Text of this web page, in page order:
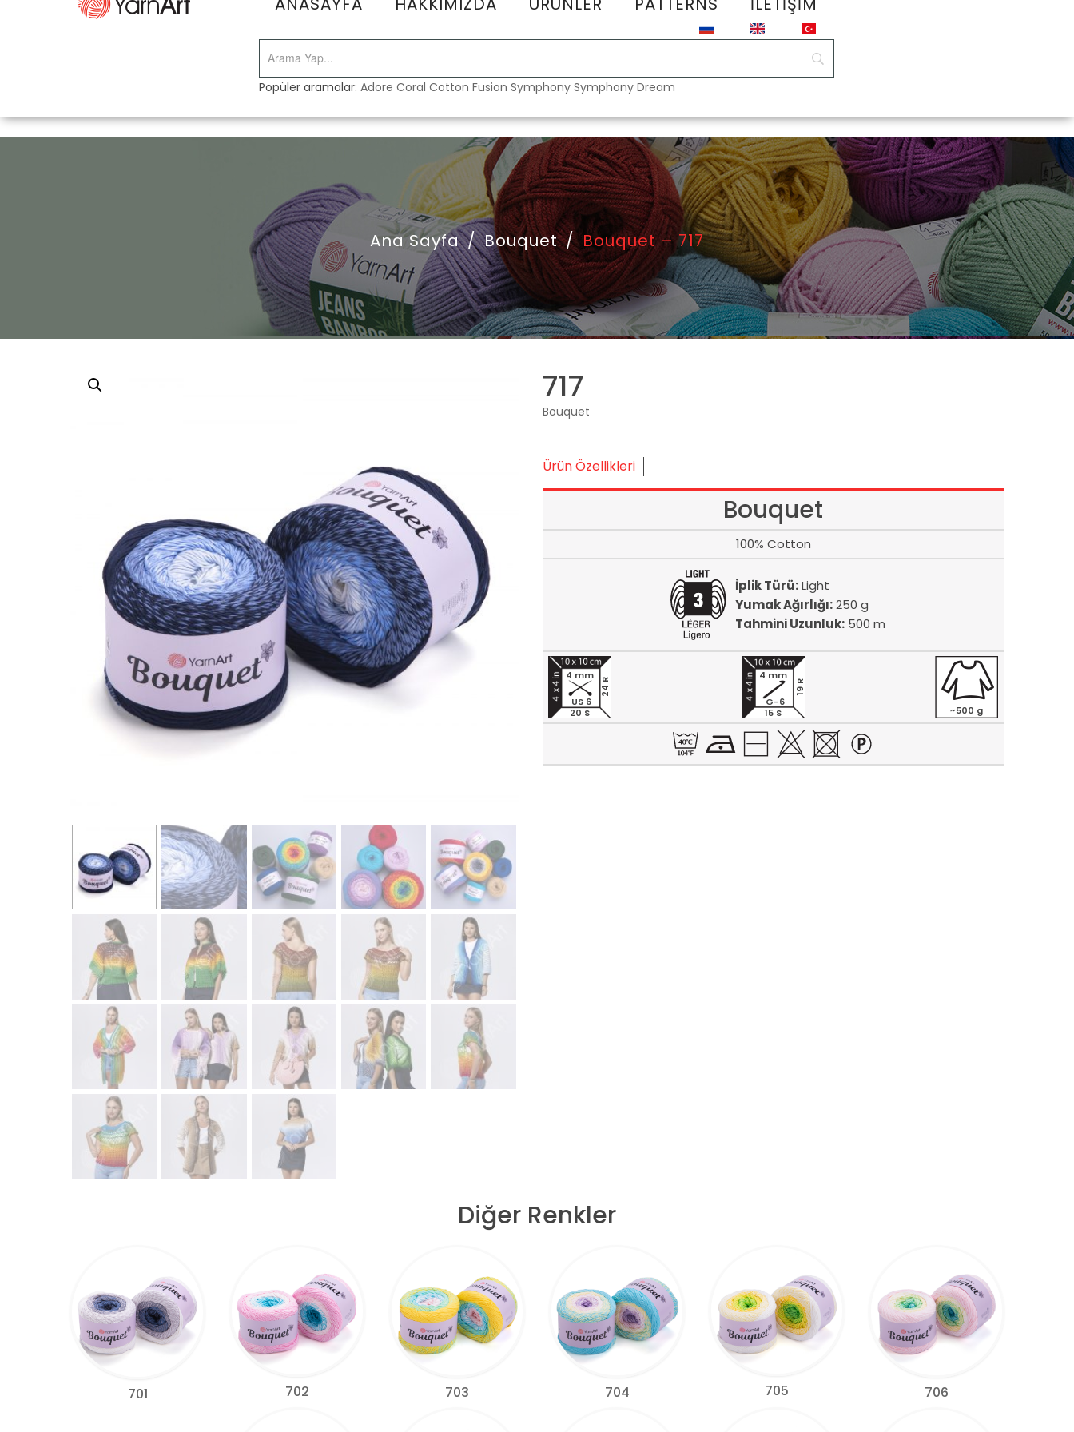
ANASAYFA HAKKIMIZDA ÜRÜNLER PATTERNS İLETIŞIM
Popüler aramalar:Adore Coral Cotton Fusion Symphony Symphony Dream
Ana Sayfa / Bouquet / Bouquet – 717
717
Bouquet
Ürün Özellikleri
Bouquet
100% Cotton
İplik Türü:Light
Yumak Ağırlığı:250 g
Tahmini Uzunluk:500 m
20 S
24 R
4 mm
US 6
15 S
19 R
4 mm
G-6
~500 g
Diğer Renkler
701 702 703 704 705 706